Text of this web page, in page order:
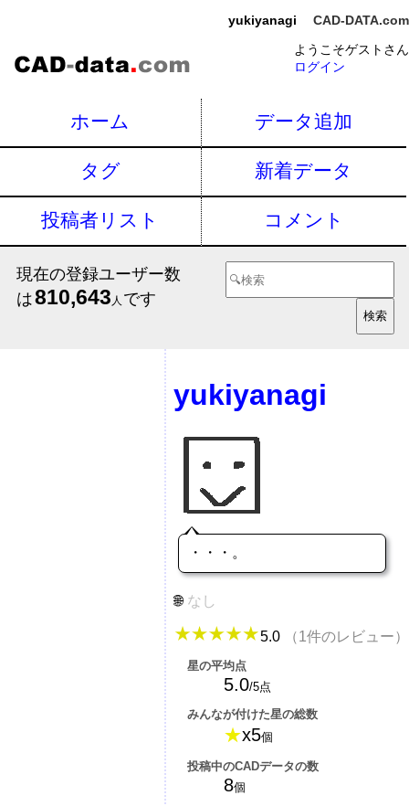
yukiyanagi
CAD-DATA.com
ようこそゲストさん
ログイン
ホーム データ追加
タグ 新着データ
投稿者リスト コメント
現在の登録ユーザー数
は810,643 人 です
yukiyanagi
・・・。
なし
5.0 （1件のレビュー）
星の平均点
5.0/5点
みんなが付けた星の総数
★x5個
投稿中のCADデータの数
8個